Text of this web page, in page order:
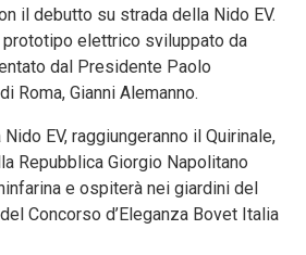
il debutto su strada della Nido EV.
elettrico sviluppato da
dal Presidente Paolo
Roma, Gianni Alemanno.
EV, raggiungeranno il Quirinale,
Repubblica Giorgio Napolitano
e ospiterà nei giardini del
Concorso d’Eleganza Bovet Italia